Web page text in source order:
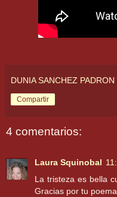
DUNIA SANCHEZ PADRON
Compartir
4 comentarios:
Laura Squinobal
La tristeza es bella
Gracias por tu